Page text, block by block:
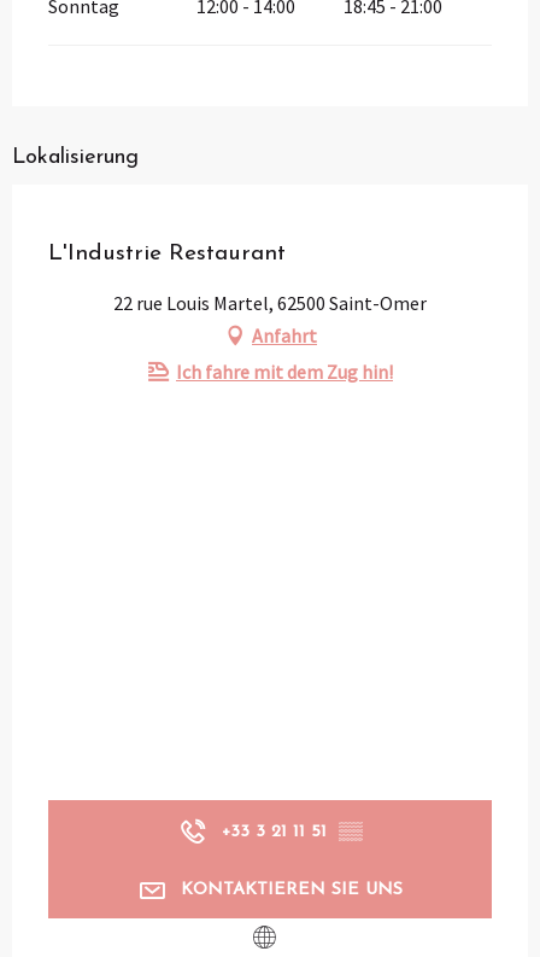
Sonntag 12:00 - 14:00 18:45 - 21:00
Lokalisierung
L'Industrie Restaurant
22 rue Louis Martel, 62500 Saint-Omer
Anfahrt
Ich fahre mit dem Zug hin!
+33 3 21 11 51 ▒▒
KONTAKTIEREN SIE UNS